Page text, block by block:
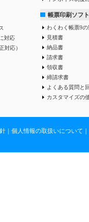
対応
対応）
帳票印刷ソフト
わくわく帳票9
見積書
納品書
請求書
領収書
締請求書
よくある質問と
カスタマイズの
個人情報の取扱いについて